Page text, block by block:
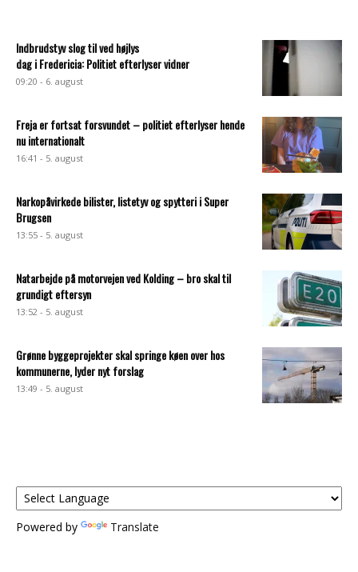
Indbrudstyv slog til ved højlys
dag i Fredericia: Politiet efterlyser vidner
09:20 - 6. august
Freja er fortsat forsvundet – politiet efterlyser hende
nu internationalt
16:41 - 5. august
Narkopåvirkede bilister, listetyv og spytteri i Super
Brugsen
13:55 - 5. august
Natarbejde på motorvejen ved Kolding – bro skal til
grundigt eftersyn
13:52 - 5. august
Grønne byggeprojekter skal springe køen over hos
kommunerne, lyder nyt forslag
13:49 - 5. august
Powered by Translate